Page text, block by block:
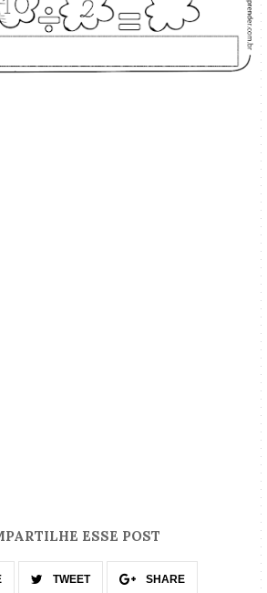
ESSE POST
TWEET SHARE